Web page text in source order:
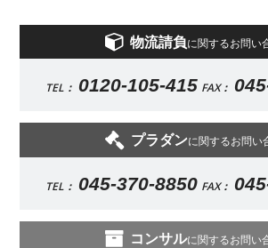
物流請負に関するお問い
TEL： 0120-105-415 FAX：
プラダンに関するお問い
TEL： 045-370-8850 FAX：
コンサルに関するお問い